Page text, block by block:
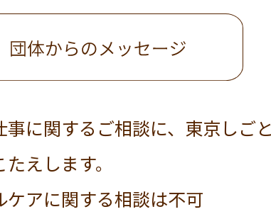
に関するご相談に、東京しご
えします。
アに関する相談は不可